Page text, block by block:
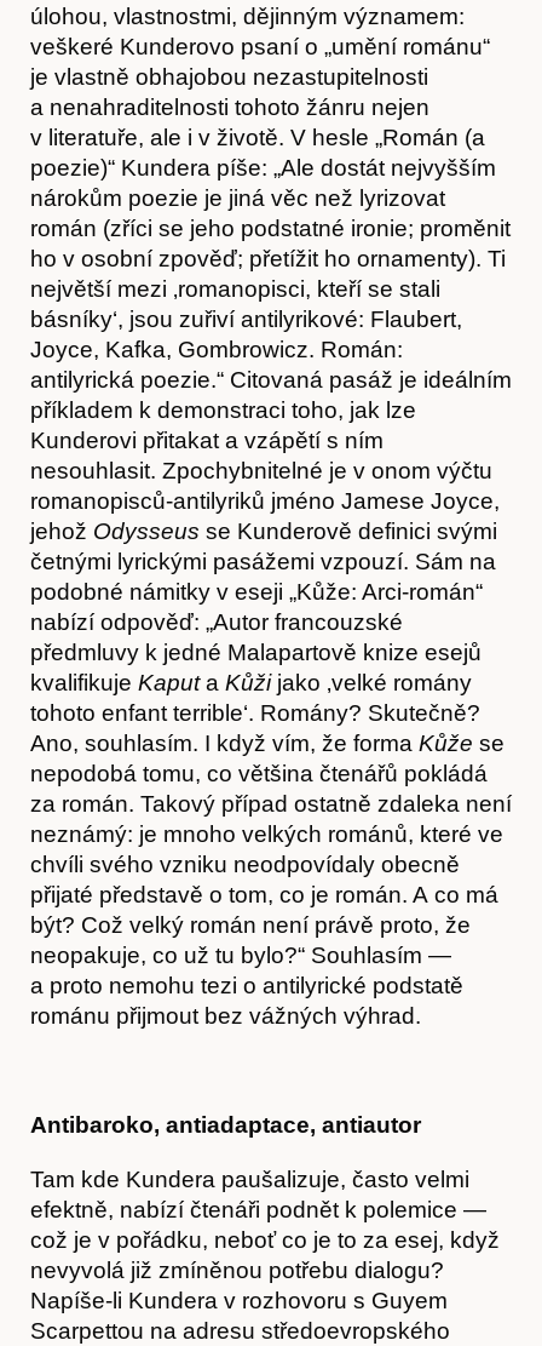
Články
úlohou, vlastnostmi, dějinným významem:
veškeré Kunderovo psaní o „umění románu“
je vlastně obhajobou nezastupitelnosti
a nenahraditelnosti tohoto žánru nejen
v literatuře, ale i v životě. V hesle „Román (a
poezie)“ Kundera píše: „Ale dostát nejvyšším
nárokům poezie je jiná věc než lyrizovat
román (zříci se jeho podstatné ironie; proměnit
ho v osobní zpověď; přetížit ho ornamenty). Ti
největší mezi ‚romanopisci, kteří se stali
básníky‘, jsou zuřiví antilyrikové: Flaubert,
Joyce, Kafka, Gombrowicz. Román:
antilyrická poezie.“ Citovaná pasáž je ideálním
příkladem k demonstraci toho, jak lze
Kunderovi přitakat a vzápětí s ním
nesouhlasit. Zpochybnitelné je v onom výčtu
romanopisců-antilyriků jméno Jamese Joyce,
jehož Odysseus se Kunderově definici svými
četnými lyrickými pasážemi vzpouzí. Sám na
podobné námitky v eseji „Kůže: Arci-román“
nabízí odpověď: „Autor francouzské
předmluvy k jedné Malapartově knize esejů
kvalifikuje Kaputa Kůžijako ‚velké romány
tohoto enfant terrible‘. Romány? Skutečně?
Ano, souhlasím. I když vím, že forma Kůže se
nepodobá tomu, co většina čtenářů pokládá
za román. Takový případ ostatně zdaleka není
neznámý: je mnoho velkých románů, které ve
chvíli svého vzniku neodpovídaly obecně
přijaté představě o tom, co je román. A co má
být? Což velký román není právě proto, že
neopakuje, co už tu bylo?“ Souhlasím —
a proto nemohu tezi o antilyrické podstatě
románu přijmout bez vážných výhrad.
Antibaroko, antiadaptace, antiautor
Tam kde Kundera paušalizuje, často velmi
efektně, nabízí čtenáři podnět k polemice —
což je v pořádku, neboť co je to za esej, když
nevyvolá již zmíněnou potřebu dialogu?
Napíše-li Kundera v rozhovoru s Guyem
Scarpettou na adresu středoevropského